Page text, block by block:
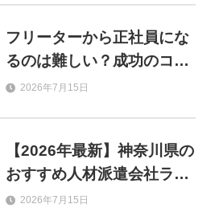
フリーターから正社員にな
るのは難しい？成功のコツ
とおすすめ職種を解説
2026年7月15日
【2026年最新】神奈川県の
おすすめ人材派遣会社ラン
キング46選！単発・事務・
2026年7月15日